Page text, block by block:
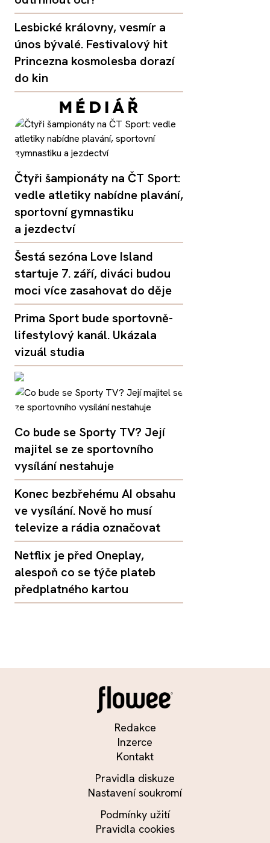
Lesbické královny, vesmír a
únos bývalé. Festivalový hit
Princezna kosmolesba dorazí
do kin
Čtyři šampionáty na ČT Sport:
vedle atletiky nabídne plavání,
sportovní gymnastiku
a jezdectví
Šestá sezóna Love Island
startuje 7. září, diváci budou
moci více zasahovat do děje
Prima Sport bude sportovně-
lifestylový kanál. Ukázala
vizuál studia
Co bude se Sporty TV? Její
majitel se ze sportovního
vysílání nestahuje
Konec bezbřehému AI obsahu
ve vysílání. Nově ho musí
televize a rádia označovat
Netflix je před Oneplay,
alespoň co se týče plateb
předplatného kartou
Redakce
Inzerce
Kontakt
Pravidla diskuze
Nastavení soukromí
Podmínky užití
Pravidla cookies